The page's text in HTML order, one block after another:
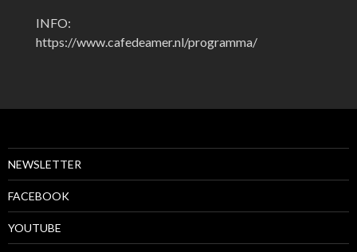
INFO:
https://www.cafedeamer.nl/programma/
NEWSLETTER
FACEBOOK
YOUTUBE